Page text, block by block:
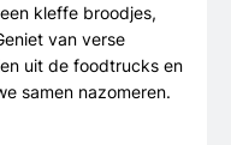
kleffe broodjes,
van verse
uit de foodtrucks en
samen nazomeren.